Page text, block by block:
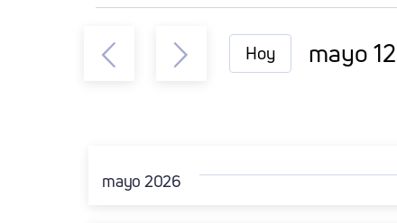
EventosHoy mayo 12
mayo 2026